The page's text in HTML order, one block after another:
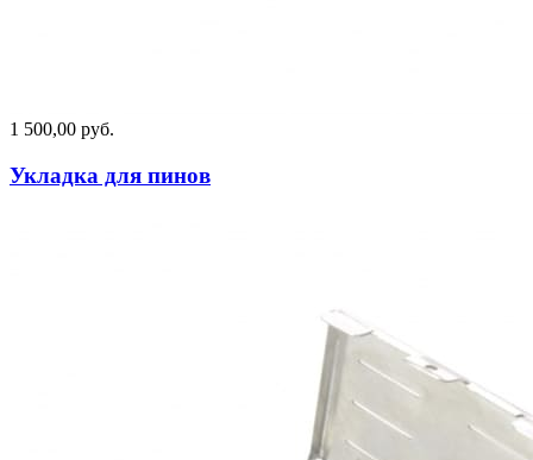
1 500,00 руб.
Укладка для пинов